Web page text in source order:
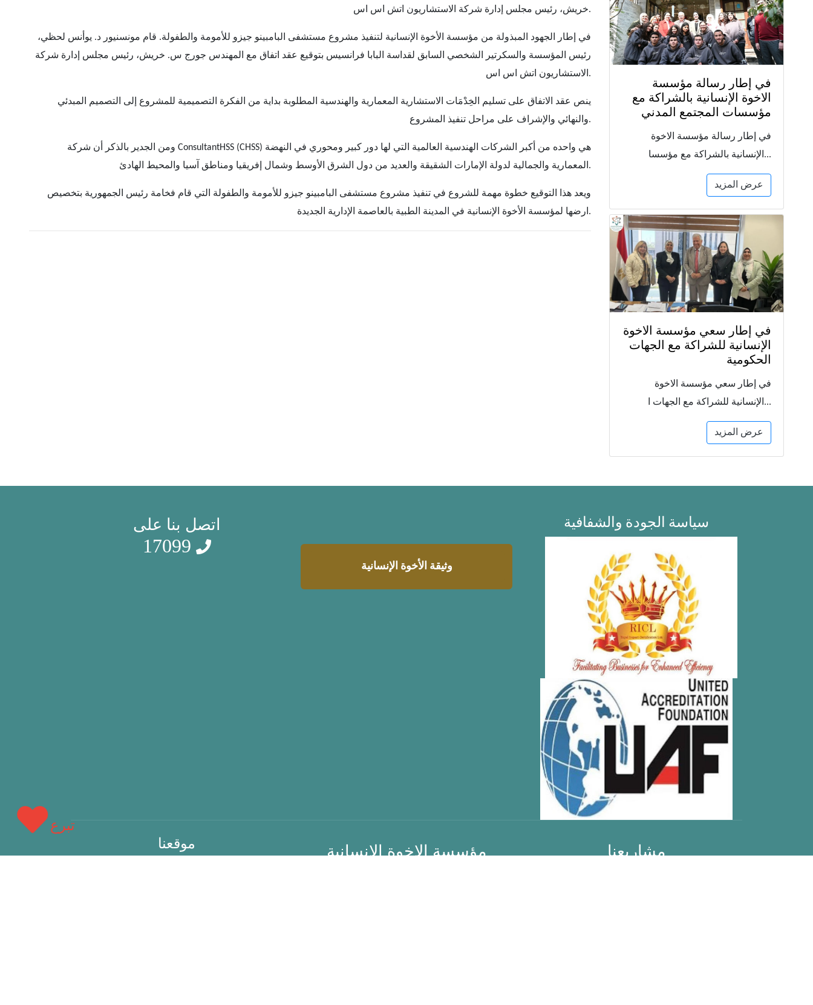
تبرع
خريش، رئيس مجلس إدارة شركة الاستشاريون اتش اس اس.
في إطار الجهود المبذولة من مؤسسة الأخوة الإنسانية لتنفيذ مشروع مستشفى البامبينو جيزو للأمومة والطفولة. قام مونسنيور د. يوأنس لحظي،
رئيس المؤسسة والسكرتير الشخصي السابق لقداسة البابا فرانسيس بتوقيع عقد اتفاق مع المهندس جورج س. خريش، رئيس مجلس إدارة شركة
الاستشاريون اتش اس اس.
ينص عقد الاتفاق على تسليم الخِدْمَات الاستشارية المعمارية والهندسية المطلوبة بداية من الفكرة التصميمية للمشروع إلى التصميم المبدئي
والنهائي والإشراف على مراحل تنفيذ المشروع.
ومن الجدير بالذكر أن شركة ConsultantHSS (CHSS) هي واحده من أكبر الشركات الهندسية العالمية التي لها دور كبير ومحوري في النهضة
المعمارية والجمالية لدولة الإمارات الشقيقة والعديد من دول الشرق الأوسط وشمال إفريقيا ومناطق آسيا والمحيط الهادئ.
ويعد هذا التوقيع خطوة مهمة للشروع في تنفيذ مشروع مستشفى البامبينو جيزو للأمومة والطفولة التي قام فخامة رئيس الجمهورية بتخصيص
ارضها لمؤسسة الأخوة الإنسانية في المدينة الطبية بالعاصمة الإدارية الجديدة.
في إطار رسالة مؤسسة
الاخوة الإنسانية بالشراكة مع
مؤسسات المجتمع المدني
في إطار رسالة مؤسسة الاخوة
الإنسانية بالشراكة مع مؤسسا...
عرض المزيد
في إطار سعي مؤسسة الاخوة
الإنسانية للشراكة مع الجهات
الحكومية
في إطار سعي مؤسسة الاخوة
الإنسانية للشراكة مع الجهات ا...
عرض المزيد
سياسة الجودة والشفافية
وثيقة الأخوة الإنسانية
اتصل بنا على
مشاريعنا مؤسسة الاخوة الانسانية موقعنا